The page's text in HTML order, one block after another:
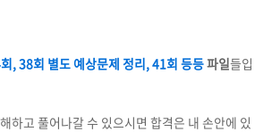
, 38회 별도 예상문제 정리, 41회 등등파일들입
하고 풀어나갈 수 있으시면 합격은 내 손안에 있